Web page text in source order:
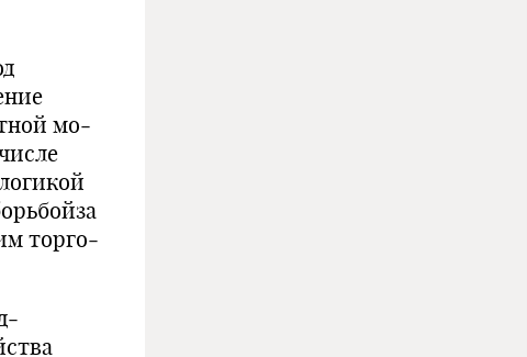
мо­
торго­